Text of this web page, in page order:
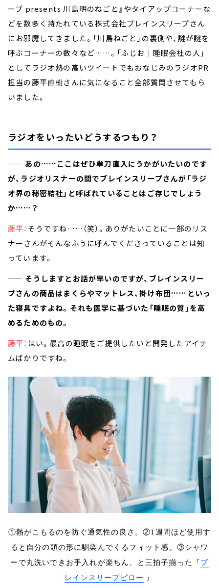
ープ presents 川島明のねごと』やタイアップコーナーな
どを数多く持たれている株式会社ブレインスリープさん
にお邪魔してきました。「川島ねごと」の裏側や、謎が謎を
呼ぶコーナーの数々など……。「ふじお｜睡眠会社の人」
としてラジオ熱の高いツイートでもおなじみのラジオPR
担当の藤平直樹さんに気になること全部質問させてもら
いました。
ラジオをいったいどうするつもり？
—— あの……ここはぜひ単刀直入にうかがいたいのです
が、ラジオリスナーの間でブレインスリープさんが「ラジ
オ界の秘密結社」と呼ばれていることはご存じでしょう
か……？
藤平： そうですね……（笑）。ありがたいことに一部のリス
ナーさんがそんなふうに呼んでくださっていることは知
っています。
—— そうしますとお話が早いのですが、ブレインスリー
プさんの商品はまくらやマットレス、掛け布団……といっ
た寝具ですよね。それも医学に基づいた「睡眠の質」を高
めるためのもの。
藤平： はい。最高の睡眠をご提供したいと開発したアイテ
ムばかりですね。
①熱がこもるのを防ぐ通気性の良さ。②1週間ほど使用す
ると自分の頭の形に馴染んでくるフィット感。③シャワ
ーで丸洗いできお手入れが楽ちん、と三拍子揃った『ブ
レインスリープピロー
』